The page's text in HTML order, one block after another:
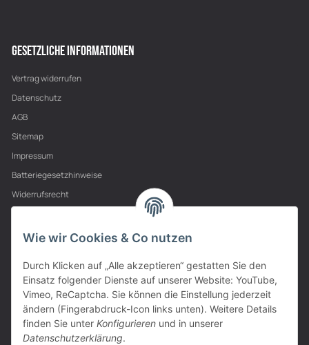
GESETZLICHE INFORMATIONEN
Vertrag widerrufen
Datenschutz
AGB
Sitemap
Impressum
Batteriegesetzhinweise
Widerrufsrecht
PARTNER
Wie wir Cookies & Co nutzen
Durch Klicken auf „Alle akzeptieren“ gestatten Sie den
Einsatz folgender Dienste auf unserer Website: YouTube,
Vimeo, ReCaptcha. Sie können die Einstellung jederzeit
ändern (Fingerabdruck-Icon links unten). Weitere Details
finden Sie unter Konfigurieren und in unserer
Datenschutzerklärung.